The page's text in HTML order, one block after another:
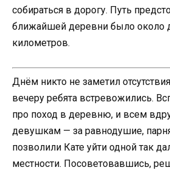
собираться в дорогу. Путь
ближайшей деревни было около
километров.
Днём никто не заметил
вечеру ребята встревожились.
про поход в деревню, и всем
девушкам — за равнодушие,
позволили Кате уйти одной так
местности. Посоветовавшись,